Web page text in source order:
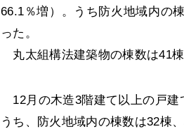
66.1％増）。うち防火地域内の
った。
丸太組構法建築物の棟数は41棟
12月の木造3階建て以上の戸建
うち、防火地域内の棟数は32棟